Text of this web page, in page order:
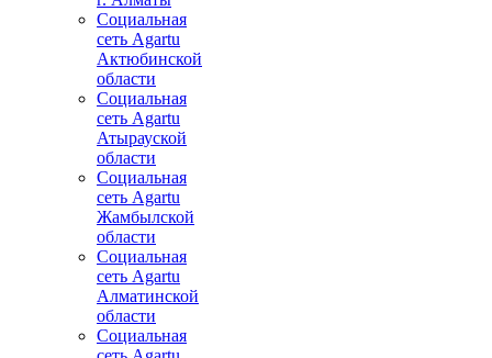
Социальная
сеть Agartu
Актюбинской
области
Социальная
сеть Agartu
Атырауской
области
Социальная
сеть Agartu
Жамбылской
области
Социальная
сеть Agartu
Алматинской
области
Социальная